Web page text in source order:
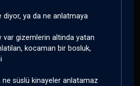
diyor, ya da ne anlatmaya
var gizemlerin altinda yatan
kocaman bir bosluk,
ne süslü kinayeler anlatamaz